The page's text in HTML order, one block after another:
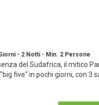
- 2 Notti - Min. 2 Persone
del Sudafrica, il mitico
five" in pochi giorni, con 3